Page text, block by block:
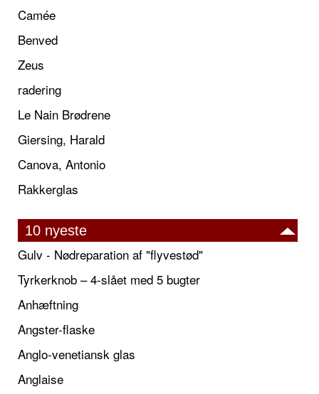
Camée
Benved
Zeus
radering
Le Nain Brødrene
Giersing, Harald
Canova, Antonio
Rakkerglas
10 nyeste
Gulv - Nødreparation af "flyvestød"
Tyrkerknob – 4-slået med 5 bugter
Anhæftning
Angster-flaske
Anglo-venetiansk glas
Anglaise